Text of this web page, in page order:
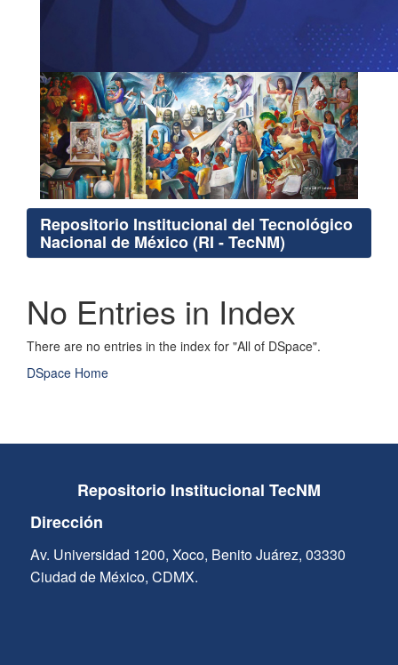
Repositorio Institucional del Tecnológico
Nacional de México (RI - TecNM)
No Entries in Index
There are no entries in the index for "All of DSpace".
DSpace Home
Repositorio Institucional TecNM
Dirección
Av. Universidad 1200, Xoco, Benito Juárez, 03330
Ciudad de México, CDMX.